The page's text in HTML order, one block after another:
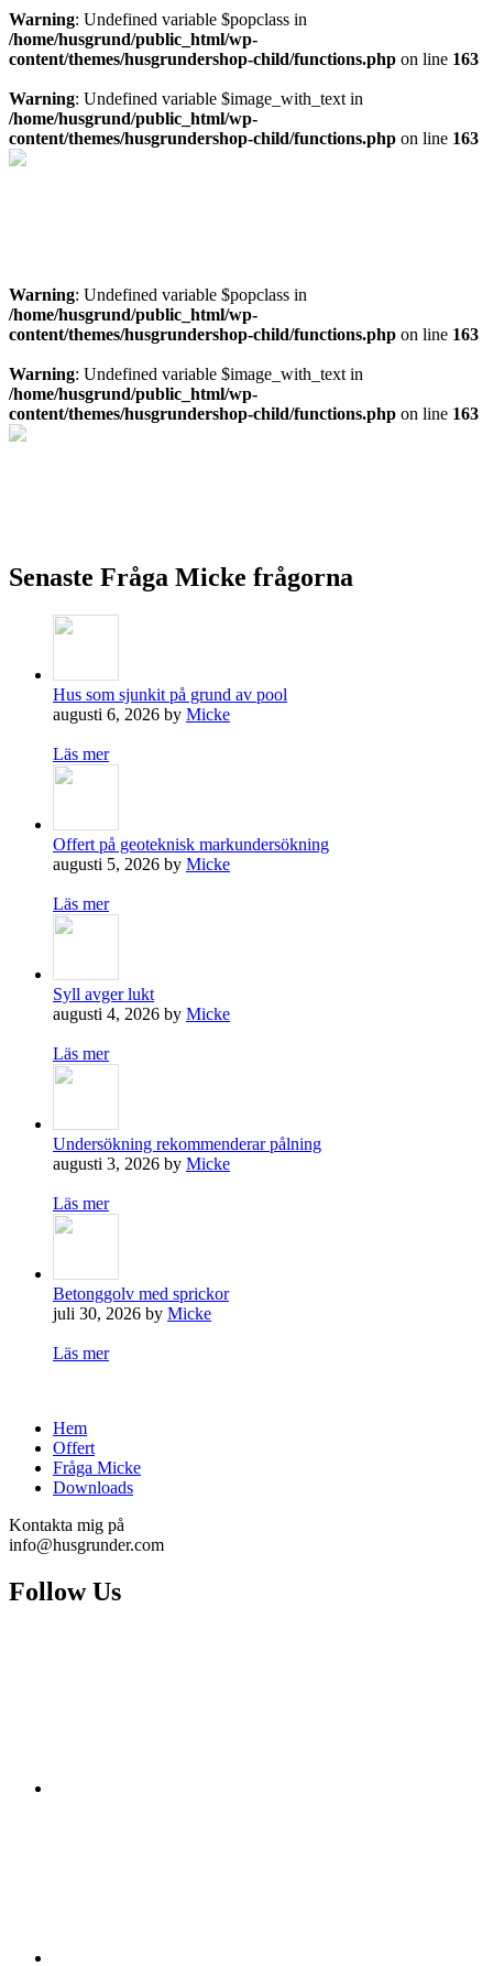
Warning: Undefined variable $popclass in
/home/husgrund/public_html/wp-
content/themes/husgrundershop-child/functions.php on line 163
Warning: Undefined variable $image_with_text in
/home/husgrund/public_html/wp-
content/themes/husgrundershop-child/functions.php on line 163
Warning: Undefined variable $popclass in
/home/husgrund/public_html/wp-
content/themes/husgrundershop-child/functions.php on line 163
Warning: Undefined variable $image_with_text in
/home/husgrund/public_html/wp-
content/themes/husgrundershop-child/functions.php on line 163
Senaste Fråga Micke frågorna
Hus som sjunkit på grund av pool
augusti 6, 2026 by Micke
Läs mer
Offert på geoteknisk markundersökning
augusti 5, 2026 by Micke
Läs mer
Syll avger lukt
augusti 4, 2026 by Micke
Läs mer
Undersökning rekommenderar pålning
augusti 3, 2026 by Micke
Läs mer
Betonggolv med sprickor
juli 30, 2026 by Micke
Läs mer
Hem
Offert
Fråga Micke
Downloads
Kontakta mig på
info@husgrunder.com
Follow Us